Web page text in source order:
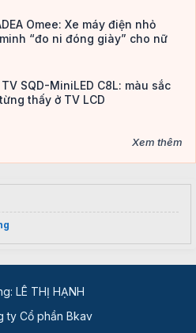
Omee: Xe máy điện nhỏ
“đo ni đóng giày” cho nữ
SQD-MiniLED C8L: màu sắc
thấy ở TV LCD
Xem thêm
LÊ THỊ HẠNH
ty Cổ phần Bkav